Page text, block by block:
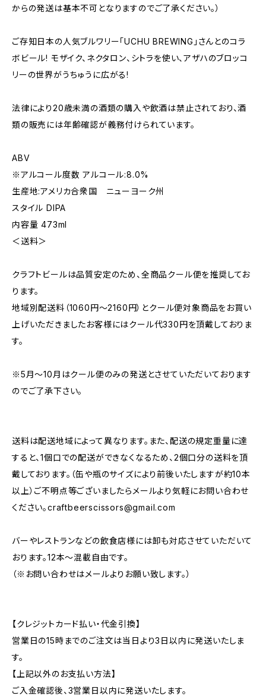
からの発送は基本不可となりますのでご了承ください。）
ご存知日本の人気ブルワリー「UCHU BREWING」さんとのコラ
ボビール! モザイク、ネクタロン、シトラを使い、アザハのブロッコ
リーの世界がうちゅうに広がる!
法律により20歳未満の酒類の購入や飲酒は禁止されており、酒
類の販売には年齢確認が義務付けられています。
ABV
※アルコール度数 アルコール:8.0%
生産地:アメリカ合衆国 ニューヨーク州
スタイル DIPA
内容量 473ml
＜送料＞
クラフトビールは品質安定のため、全商品クール便を推奨してお
ります。
地域別配送料（1060円～2160円）とクール便対象商品をお買い
上げいただきましたお客様にはクール代330円を頂戴しておりま
す。
※5月～10月はクール便のみの発送とさせていただいております
のでご了承下さい。
送料は配送地域によって異なります。また、配送の規定重量に達
すると、1個口での配送ができなくなるため、2個口分の送料を頂
戴しております。（缶や瓶のサイズにより前後いたしますが約10本
以上）ご不明点等ございましたらメールより気軽にお問い合わせ
ください。craftbeerscissors@gmail.com
バーやレストランなどの飲食店様には卸も対応させていただいて
おります。12本～混載自由です。
（※お問い合わせはメールよりお願い致します。）
【クレジットカード払い・代金引換】
営業日の15時までのご注文は当日より3日以内に発送いたしま
す。
【上記以外のお支払い方法】
ご入金確認後、3営業日以内に発送いたします。